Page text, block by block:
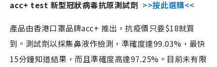
acc+ test 新型冠狀病毒抗原測試劑 >>按此選購<<
產品由香港口罩品牌acc+ 推出，抗疫價只要$18就買
到。測試劑以採集鼻液作檢測，準確度達99.03%，最快
15分鐘知道結果，而且準確度高達97.25%。目前未有限